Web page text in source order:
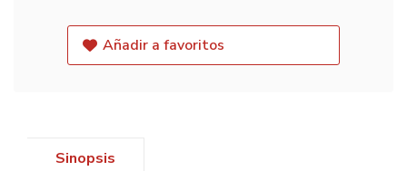
Añadir a favoritos
Sinopsis